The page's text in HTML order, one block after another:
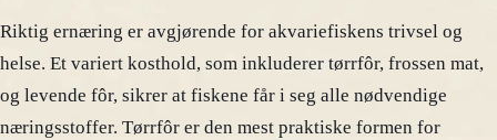
Riktig ernæring er avgjørende for akvariefiskens trivsel og
helse. Et variert kosthold, som inkluderer tørrfôr, frossen mat,
og levende fôr, sikrer at fiskene får i seg alle nødvendige
næringsstoffer. Tørrfôr er den mest praktiske formen for